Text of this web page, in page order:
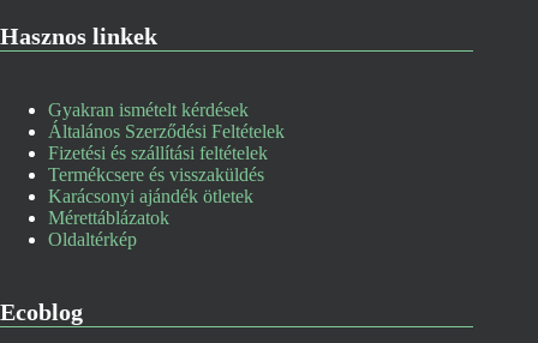
Hasznos linkek
Gyakran ismételt kérdések
Általános Szerződési Feltételek
Fizetési és szállítási feltételek
Termékcsere és visszaküldés
Karácsonyi ajándék ötletek
Mérettáblázatok
Oldaltérkép
Ecoblog